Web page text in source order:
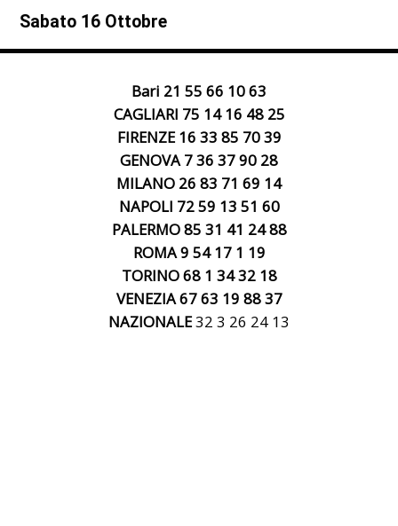
Sabato 16 Ottobre
Bari 21 55 66 10 63
CAGLIARI 75 14 16 48 25
FIRENZE 16 33 85 70 39
GENOVA 7 36 37 90 28
MILANO 26 83 71 69 14
NAPOLI 72 59 13 51 60
PALERMO 85 31 41 24 88
ROMA 9 54 17 1 19
TORINO 68 1 34 32 18
VENEZIA67 63 19 88 37
NAZIONALE32 3 26 24 13